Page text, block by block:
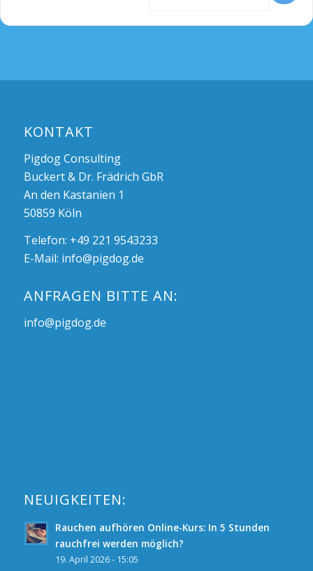
KONTAKT
Pigdog Consulting
Buckert & Dr. Frädrich GbR
An den Kastanien 1
50859 Köln
Telefon: +49 221 9543233
E-Mail: info@pigdog.de
ANFRAGEN BITTE AN:
info@pigdog.de
NEUIGKEITEN:
Rauchen aufhören Online-Kurs: In 5 Stunden
rauchfrei werden möglich?
19. April 2026 - 15:05